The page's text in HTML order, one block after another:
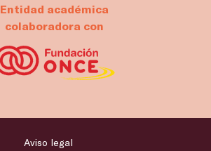
Entidad académica
colaboradora con
Aviso legal